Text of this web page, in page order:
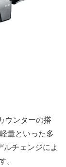
ウンターの搭
量といった多
ルチェンジによ
。